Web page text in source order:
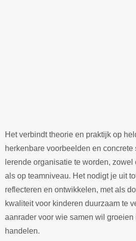
Het verbindt theorie en praktijk op
herkenbare voorbeelden en concrete
lerende organisatie te worden,
als op teamniveau. Het nodigt je uit
reflecteren en ontwikkelen, met als
kwaliteit voor kinderen duurzaam te
aanrader voor wie samen wil groeien
handelen.